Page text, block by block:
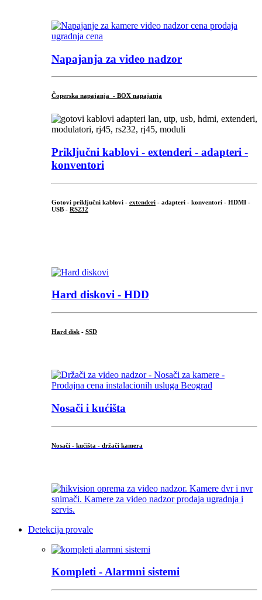
Napajanja za video nadzor
Čoperska napajanja - BOX napajanja
Priključni kablovi - extenderi - adapteri -
konventori
Gotovi priključni kablovi - extenderi - adapteri - konventori - HDMI -
USB - RS232
Hard diskovi - HDD
Hard disk - SSD
Nosači i kućišta
Nosači - kućišta - držači kamera
Detekcija provale
Kompleti - Alarmni sistemi